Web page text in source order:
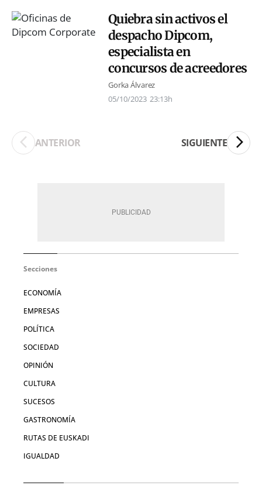
Quiebra sin activos el
despacho Dipcom,
especialista en
concursos de acreedores
Gorka Álvarez
05/10/2023 23:13h
ANTERIOR SIGUIENTE
Secciones
ECONOMÍA
EMPRESAS
POLÍTICA
SOCIEDAD
OPINIÓN
CULTURA
SUCESOS
GASTRONOMÍA
RUTAS DE EUSKADI
IGUALDAD